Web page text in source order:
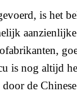
is het
is nog altijd
de